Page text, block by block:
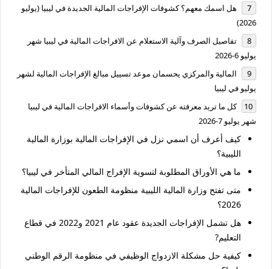
هل اسمك معهم؟ كشوفات الإفراجات المالية الجديدة في ليبيا (يوليو
2026)
تفاصيل الصرف وآلية الاستعلام عن الافراجات المالية في ليبيا شهر
يوليو 6-2026
المالية والمركزي يحسمان موعد تسييل مبالغ الإفراجات المالية لشهر
يوليو في ليبيا
كل ما تريد معرفته عن كشوفات وأسماء الافراجات المالية في ليبيا
شهر يوليو 7-2026
كيف أعرف أن اسمي نزل في الإفراجات المالية بوزارة المالية
الليبية؟
ما هي الأوراق المطلوبة لتسوية الإفراج المالي المتأخر في ليبيا؟
متى تفتح وزارة المالية الليبية منظومة الطعون للإفراجات المالية
2026؟
هل تشمل الإفراجات الجديدة عقود عام 2021 و2022 في قطاع
التعليم?
كيفية حل مشكلة الازدواج الوظيفي في منظومة الرقم الوطني